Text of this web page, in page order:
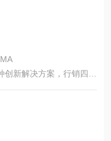
新解决方案，行销四十
公司的三大基石中都占
围涵盖了电弧焊技术的
用的各种焊接电源，QI